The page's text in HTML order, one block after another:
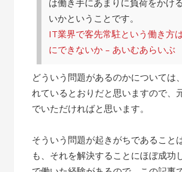
いかということです。
IT業界で客先常駐という働き方
にできないか – あいむあらいぶ
どういう問題があるのかについては
れているとおりだと思いますので、
でいただければと思います。
そういう問題が起きがちであること
も、それを解決することにほぼ成功